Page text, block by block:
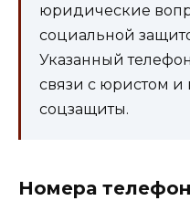
юридические
социальной
Указанный
связи с юристом и
соцзащиты.
Номера